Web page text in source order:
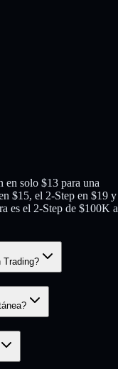
en solo $13 para una
$15, el 2-Step en $19
es el 2-Step de $100K a
Trading?